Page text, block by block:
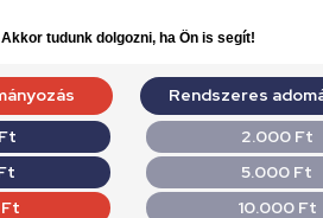
Akkor tudunk dolgozni, ha Ön is segít!